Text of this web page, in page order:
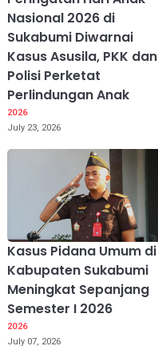
Nasional 2026 di
Sukabumi Diwarnai
Kasus Asusila, PKK dan
Polisi Perketat
Perlindungan Anak
2026
July 23, 2026
Kasus Pidana Umum di
Kabupaten Sukabumi
Meningkat Sepanjang
Semester I 2026
2026
July 07, 2026